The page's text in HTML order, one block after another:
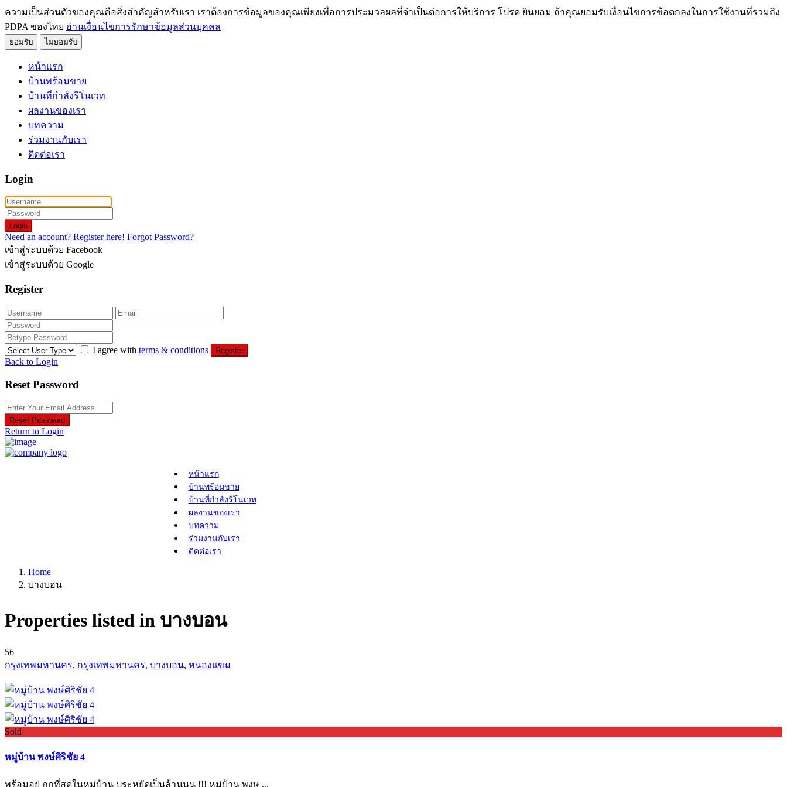
ความเป็นส่วนตัวของคุณคือสิ่งสำคัญสำหรับเรา เราต้องการข้อมูลของคุณเพียงเพื่อการประมวลผลที่จำเป็นต่อการให้บริการ โปรด ยินยอม ถ้าคุณยอมรับเงื่อนไขการข้อตกลงในการใช้งานที่รวมถึง
PDPA ของไทย อ่านเงื่อนไขการรักษาข้อมูลส่วนบุคคล
ยอมรับ ไม่ยอมรับ
หน้าแรก
บ้านพร้อมขาย
บ้านที่กำลังรีโนเวท
ผลงานของเรา
บทความ
ร่วมงานกับเรา
ติดต่อเรา
Login
Login
Need an account? Register here! Forgot Password?
เข้าสู่ระบบด้วย Facebook
เข้าสู่ระบบด้วย Google
Register
I agree with terms & conditions Register
Back to Login
Reset Password
Reset Password
Return to Login
หน้าแรก
บ้านพร้อมขาย
บ้านที่กำลังรีโนเวท
ผลงานของเรา
บทความ
ร่วมงานกับเรา
ติดต่อเรา
Home
บางบอน
Properties listed in บางบอน
56
กรุงเทพมหานคร, กรุงเทพมหานคร, บางบอน, หนองแขม
Sold
หมู่บ้าน พงษ์ศิริชัย 4
พร้อมอยู่ ถูกที่สุดในหมู่บ้าน ประหยัดเป็นล้านนน !!! หมู่บ้าน พงษ ...